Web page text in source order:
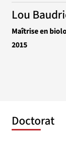
Lou
Maîtrise en
2015
Doctorat